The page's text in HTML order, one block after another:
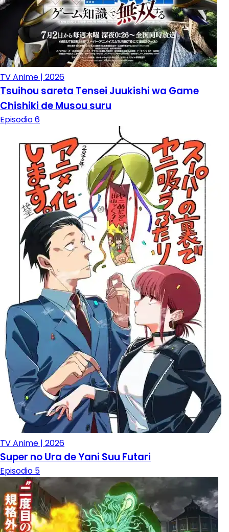
TV Anime | 2026
Tsuihou sareta Tensei Juukishi wa Game
Chishiki de Musou suru
Episodio 6
TV Anime | 2026
Super no Ura de Yani Suu Futari
Episodio 5